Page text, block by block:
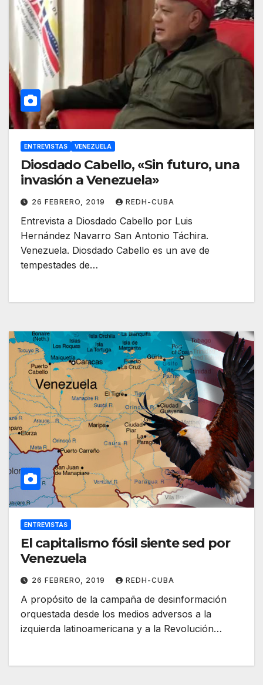
ENTREVISTAS VENEZUELA
Diosdado Cabello, «Sin futuro, una
invasión a Venezuela»
26 FEBRERO, 2019 REDH-CUBA
Entrevista a Diosdado Cabello por Luis
Hernández Navarro San Antonio Táchira.
Venezuela. Diosdado Cabello es un ave de
tempestades de…
ENTREVISTAS
El capitalismo fósil siente sed por
Venezuela
26 FEBRERO, 2019 REDH-CUBA
A propósito de la campaña de de­sinformación
orquestada desde los medios adversos a la
izquierda latinoamericana y a la Revolución…